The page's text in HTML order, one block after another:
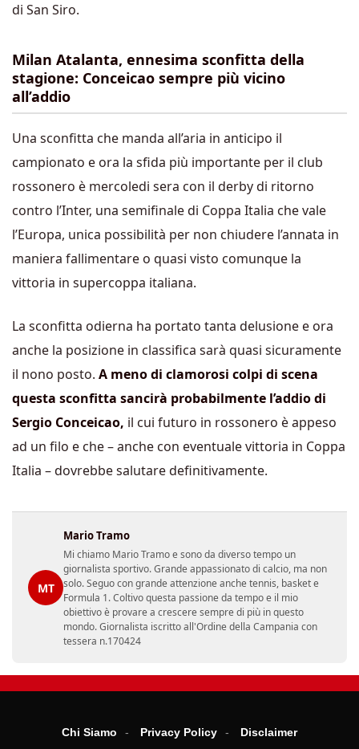
di San Siro.
Milan Atalanta, ennesima sconfitta della
stagione: Conceicao sempre più vicino
all’addio
Una sconfitta che manda all’aria in anticipo il
campionato e ora la sfida più importante per il club
rossonero è mercoledi sera con il derby di ritorno
contro l’Inter, una semifinale di Coppa Italia che vale
l’Europa, unica possibilità per non chiudere l’annata in
maniera fallimentare o quasi visto comunque la
vittoria in supercoppa italiana.
La sconfitta odierna ha portato tanta delusione e ora
anche la posizione in classifica sarà quasi sicuramente
il nono posto. A meno di clamorosi colpi di scena
questa sconfitta sancirà probabilmente l’addio di
Sergio Conceicao, il cui futuro in rossonero è appeso
ad un filo e che – anche con eventuale vittoria in Coppa
Italia – dovrebbe salutare definitivamente.
MT
Mario Tramo
Mi chiamo Mario Tramo e sono da diverso tempo un
giornalista sportivo. Grande appassionato di calcio, ma non
solo. Seguo con grande attenzione anche tennis, basket e
Formula 1. Coltivo questa passione da tempo e il mio
obiettivo è provare a crescere sempre di più in questo
mondo. Giornalista iscritto all'Ordine della Campania con
tessera n.170424
Chi Siamo Privacy Policy Disclaimer